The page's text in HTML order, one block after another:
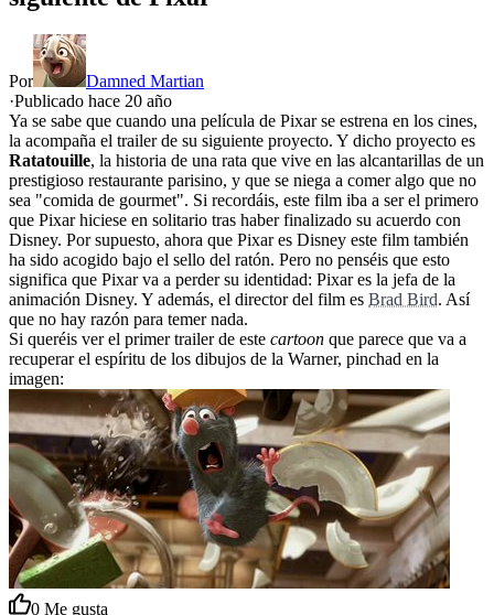
Por
Damned Martian
·Publicado hace 20 año
Ya se sabe que cuando una película de Pixar se estrena en los cines,
la acompaña el trailer de su siguiente proyecto. Y dicho proyecto es
Ratatouille, la historia de una rata que vive en las alcantarillas de un
prestigioso restaurante parisino, y que se niega a comer algo que no
sea "comida de gourmet". Si recordáis, este film iba a ser el primero
que Pixar hiciese en solitario tras haber finalizado su acuerdo con
Disney. Por supuesto, ahora que Pixar es Disney este film también
ha sido acogido bajo el sello del ratón. Pero no penséis que esto
significa que Pixar va a perder su identidad: Pixar es la jefa de la
animación Disney. Y además, el director del film es Brad Bird. Así
que no hay razón para temer nada.
Si queréis ver el primer trailer de este cartoon que parece que va a
recuperar el espíritu de los dibujos de la Warner, pinchad en la
imagen:
0 Me gusta